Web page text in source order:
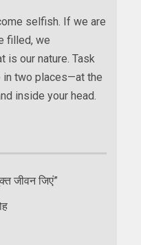
selfish. If we are
filled, we
is our nature. Task
in two places—at the
inside your head.
जीवन जिएं”